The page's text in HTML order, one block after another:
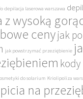
depilacja laserowa warszawa
z wysoką
cenyjak
jak powstrzymać przeziębienie
do solarium Kriolipoliza
na